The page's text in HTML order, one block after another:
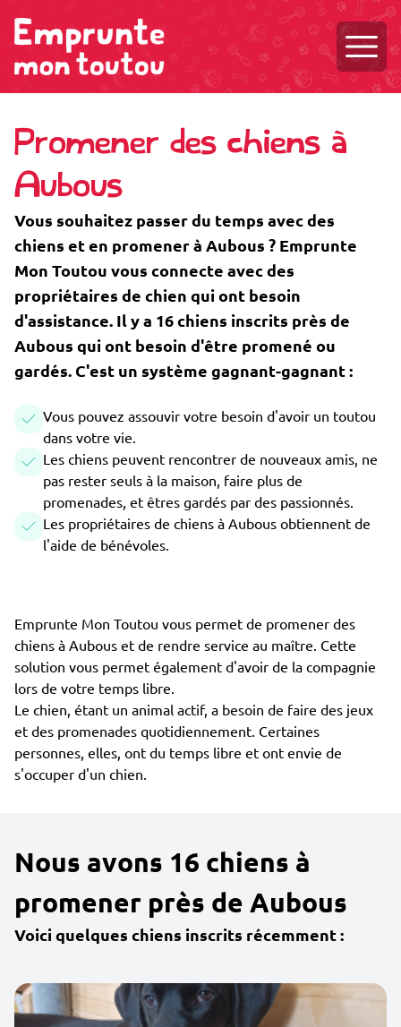
Promener des chiens à
Aubous
Vous souhaitez passer du temps avec des
chiens et en promener à Aubous ? Emprunte
Mon Toutou vous connecte avec des
propriétaires de chien qui ont besoin
d'assistance. Il y a 16 chiens inscrits près de
Aubous qui ont besoin d'être promené ou
gardés. C'est un système gagnant-gagnant :
Vous pouvez assouvir votre besoin d'avoir un toutou
dans votre vie.
Les chiens peuvent rencontrer de nouveaux amis, ne
pas rester seuls à la maison, faire plus de
promenades, et êtres gardés par des passionnés.
Les propriétaires de chiens à Aubous obtiennent de
l'aide de bénévoles.
Emprunte Mon Toutou vous permet de promener des
chiens à Aubous et de rendre service au maître. Cette
solution vous permet également d'avoir de la compagnie
lors de votre temps libre.
Le chien, étant un animal actif, a besoin de faire des jeux
et des promenades quotidiennement. Certaines
personnes, elles, ont du temps libre et ont envie de
s'occuper d'un chien.
Nous avons 16 chiens à
promener près de Aubous
Voici quelques chiens inscrits récemment :